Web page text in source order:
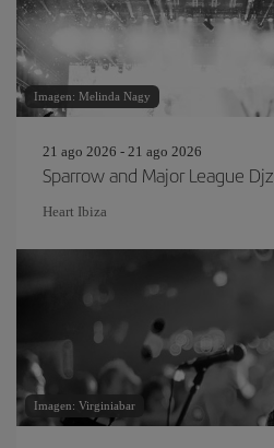
Imagen: Melinda Nagy
21 ago 2026 - 21 ago 2026
Sparrow and Major League Djz
Heart Ibiza
Imagen: Virginiabar